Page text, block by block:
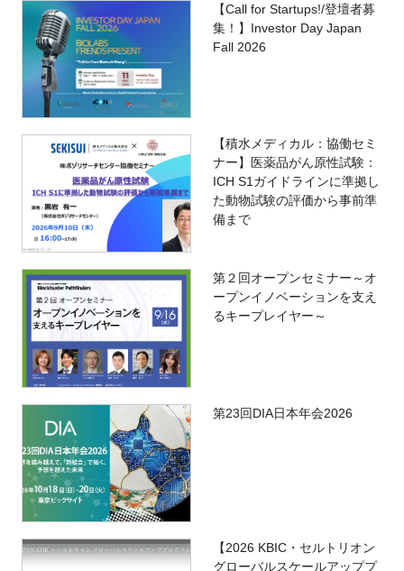
【Call for Startups!/登壇者募
集！】Investor Day Japan
Fall 2026
【積水メディカル：協働セミ
ナー】医薬品がん原性試験：
ICH S1ガイドラインに準拠し
た動物試験の評価から事前準
備まで
第２回オープンセミナー～オ
ープンイノベーションを支え
るキープレイヤー～
第23回DIA日本年会2026
【2026 KBIC・セルトリオン
グローバルスケールアッププ